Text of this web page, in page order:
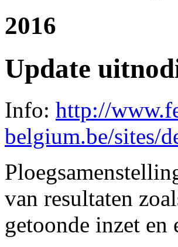
2016
Update
Info: http://
belgium.be/sites/
van resultaten
getoonde inzet en